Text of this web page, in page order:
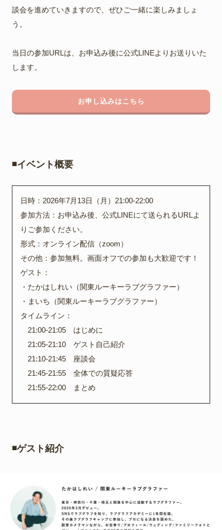
談会を進めていきますので、ぜひご一緒に楽しみましょ
う。
当日の参加URLは、お申込み後に公式LINEよりお送りいた
します。
お申し込みはこちら
◾️イベント概要
日時：2026年7月13日（月）21:00-22:00
参加方法：お申込み後、公式LINEにて送られるURLよ
りご参加ください。
形式：オンライン配信（zoom）
その他：参加無料。画面オフでの参加も大歓迎です！
ゲスト：
・たかはしれい（関東ルーキーラブグラファー）
・まいち（関東ルーキーラブグラファー）
タイムライン：
21:00-21:05 はじめに
21:05-21:10 ゲスト自己紹介
21:10-21:45 座談会
21:45-21:55 全体での質疑応答
21:55-22:00 まとめ
◾️ゲスト紹介